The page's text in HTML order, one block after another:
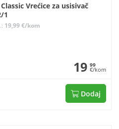
Vrećice za usisivač
1
19,99 €/kom
19 99
€/kom
Dodaj